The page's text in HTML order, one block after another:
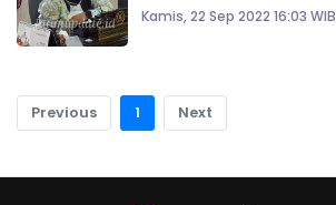
Kamis, 22 Sep 2022 16:03 WIB
Previous 1 Next